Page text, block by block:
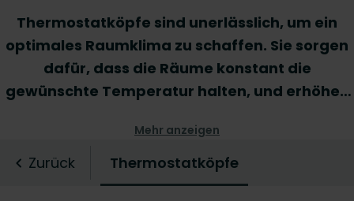
Thermostatköpfe sind unerlässlich, um ein
optimales Raumklima zu schaffen. Sie sorgen
dafür, dass die Räume konstant die
gewünschte Temperatur halten, und erhöhen
Mit dem richtigen Thermostatkopf an Ihren
Heizkörpern sind Sie einem energieeffizienten
Heizsystem einen Schritt näher.
Mehr anzeigen
Zurück Thermostatköpfe